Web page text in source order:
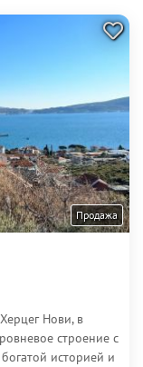
Продажа
Нови, в
строение с
историей и